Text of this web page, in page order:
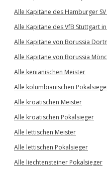
Alle Kapitäne des Hamburger
Alle Kapitäne des VfB Stuttgart
Alle Kapitäne von Borussia
Alle Kapitäne von Borussia
Alle kenianischen Meister
Alle kolumbianischen
Alle kroatischen Meister
Alle kroatischen Pokalsieger
Alle lettischen Meister
Alle lettischen Pokalsieger
Alle liechtensteiner Pokalsieger